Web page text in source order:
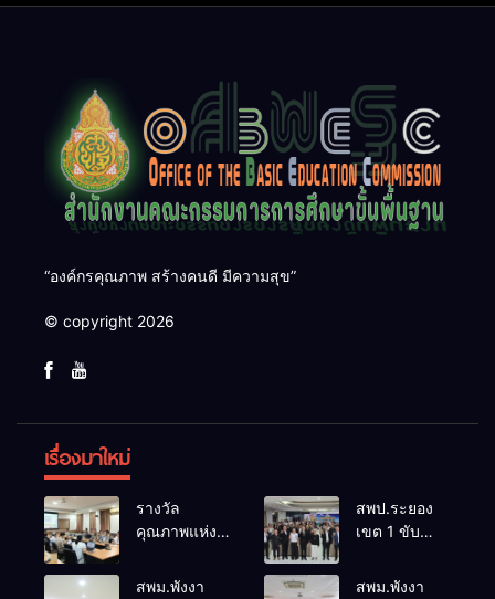
“องค์กรคุณภาพ สร้างคนดี มีความสุข”
© copyright 2026
เรื่องมาใหม่
รางวัล
คุณภาพแห่ง
ป้องกันควบคุม
สพป.ระยอง
เขต 1 ขับ
สร้างสรรค์
สพม.พังงา
สพม.พังงา